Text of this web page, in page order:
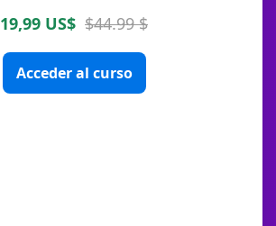
19,99 US$ $44.99 $
Acceder al curso